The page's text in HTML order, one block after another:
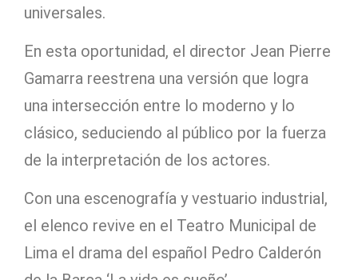
universales.
En esta oportunidad, el director Jean Pierre
Gamarra reestrena una versión que logra
una intersección entre lo moderno y lo
clásico, seduciendo al público por la fuerza
de la interpretación de los actores.
Con una escenografía y vestuario industrial,
el elenco revive en el Teatro Municipal de
Lima el drama del español Pedro Calderón